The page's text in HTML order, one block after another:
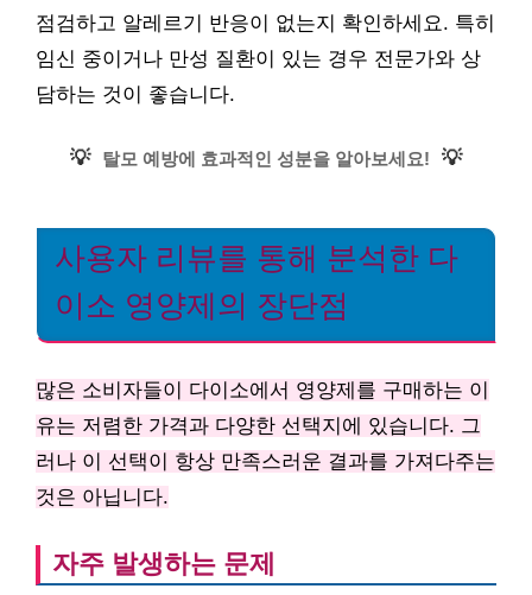
점검하고 알레르기 반응이 없는지 확인하세요. 특히
임신 중이거나 만성 질환이 있는 경우 전문가와 상
담하는 것이 좋습니다.
💡 탈모 예방에 효과적인 성분을 알아보세요! 💡
사용자 리뷰를 통해 분석한 다
이소 영양제의 장단점
많은 소비자들이 다이소에서 영양제를 구매하는 이
유는 저렴한 가격과 다양한 선택지에 있습니다. 그
러나 이 선택이 항상 만족스러운 결과를 가져다주는
것은 아닙니다.
자주 발생하는 문제